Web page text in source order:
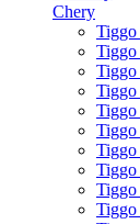
Chery
Tiggo
Tiggo
Tiggo
Tiggo
Tiggo
Tiggo
Tiggo
Tiggo
Tiggo
Tiggo